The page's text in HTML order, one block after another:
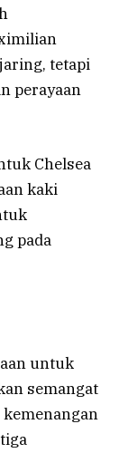
tetapi
perayaan
Chelsea
kaki
pada
untuk
semangat
kemenangan